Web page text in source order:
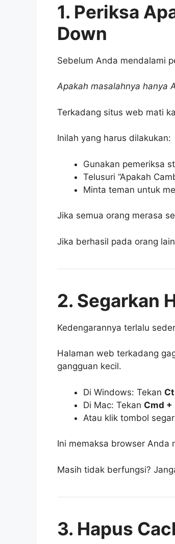
1. Periksa
Down
Sebelum Anda mendalami
Apakah masalahnya hanya
Terkadang situs web mati
Inilah yang harus dilakukan:
Gunakan pemeriksa
Telusuri “Apakah
Minta teman untuk
Jika semua orang merasa
Jika berhasil pada orang
2. Segarkan
Kedengarannya terlalu
Halaman web terkadang
gangguan kecil.
Di Windows: Tekan
Di Mac: Tekan Cmd +
Atau klik tombol
Ini memaksa browser Anda
Masih tidak berfungsi?
3. Hapus